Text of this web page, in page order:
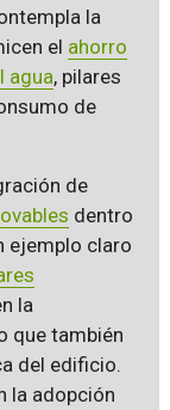
la
el ahorro
agua, pilares
de
de
dentro
ejemplo claro
la
que también
del edificio.
la adopción